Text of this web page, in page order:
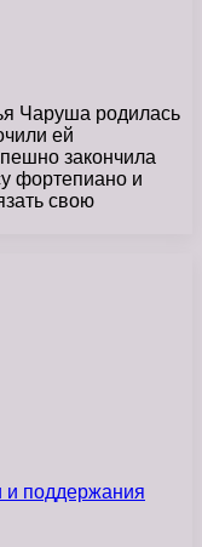
Чаруша родилась
ей
закончила
фортепиано и
свою
и поддержания